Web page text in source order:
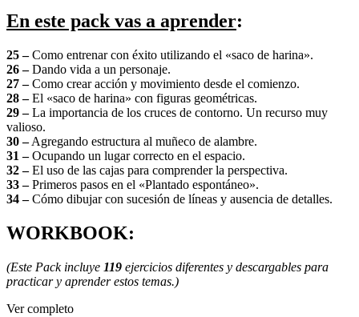
En este pack vas a aprender:
25 –Como entrenar con éxito utilizando el «saco de harina».
26 –Dando vida a un personaje.
27 –Como crear acción y movimiento desde el comienzo.
28 –El «saco de harina» con figuras geométricas.
29 –La importancia de los cruces de contorno. Un recurso muy
valioso.
30 –Agregando estructura al muñeco de alambre.
31 –Ocupando un lugar correcto en el espacio.
32 –El uso de las cajas para comprender la perspectiva.
33 –Primeros pasos en el «Plantado espontáneo».
34 –Cómo dibujar con sucesión de líneas y ausencia de detalles.
WORKBOOK:
(Este Pack incluye 119 ejercicios diferentes y descargables para
practicar y aprender estos temas.)
Ver completo